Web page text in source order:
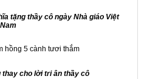
tặng thầy cô ngày Nhà giáo Việt
Nam
thay cho lời tri ân thầy cô